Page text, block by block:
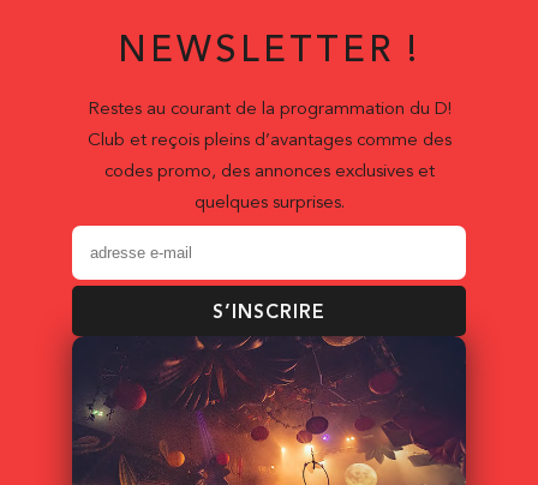
NEWSLETTER !
Restes au courant de la programmation du D!
Club et reçois pleins d’avantages comme des
codes promo, des annonces exclusives et
quelques surprises.
S’INSCRIRE